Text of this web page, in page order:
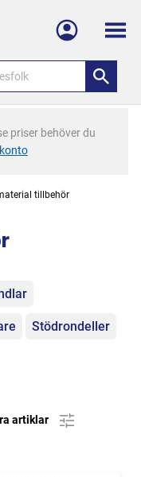
Meny
priser behöver du
tillbehör
Stödrondeller
artiklar